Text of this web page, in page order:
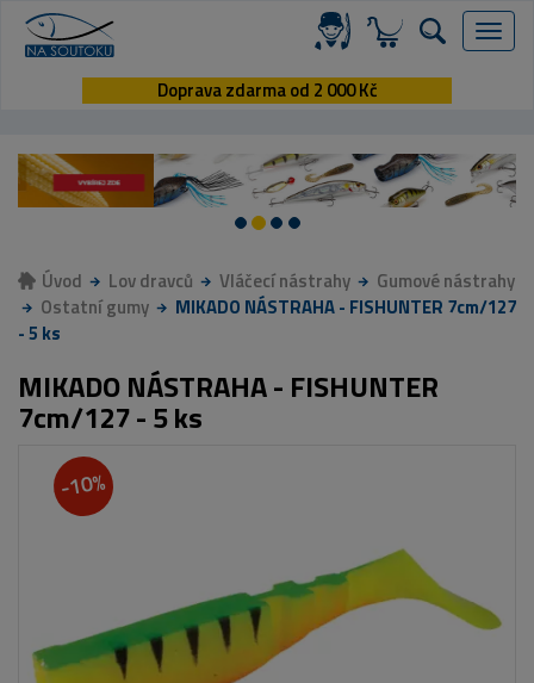
Menu
Doprava zdarma od 2 000 Kč
Úvod Lov dravců Vláčecí nástrahy
Gumové nástrahy
Ostatní gumy
MIKADO NÁSTRAHA - FISHUNTER 7cm/127
- 5 ks
MIKADO NÁSTRAHA - FISHUNTER
7cm/127 - 5 ks
-10%